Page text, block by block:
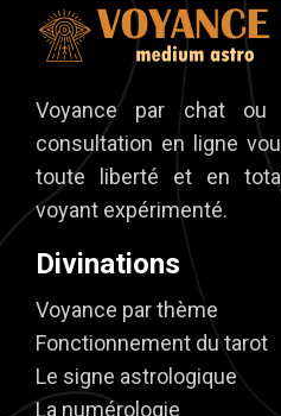
Voyance par chat
consultation en ligne
toute liberté et en
voyant expérimenté.
Divinations
Voyance par thème
Fonctionnement du tarot
Le signe astrologique
La numérologie